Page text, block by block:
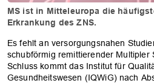
MS ist in Mitteleuropa die
Erkrankung des ZNS.
Es fehlt an versorgungsnahen
schubförmig remittierender Multipler
Schluss kommt das Institut für
Gesundheitswesen (IQWiG) nach